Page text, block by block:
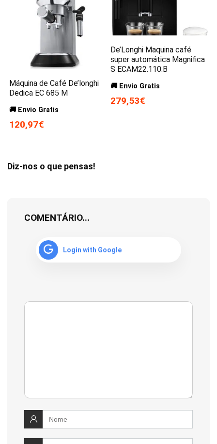
Máquina de Café De’longhi
Dedica EC 685 M
🚚 Envio Gratis
120,97€
De’Longhi Maquina café
super automática Magnifica
S ECAM22.110.B
🚚 Envio Gratis
279,53€
Diz-nos o que pensas!
COMENTÁRIO...
Login with Google